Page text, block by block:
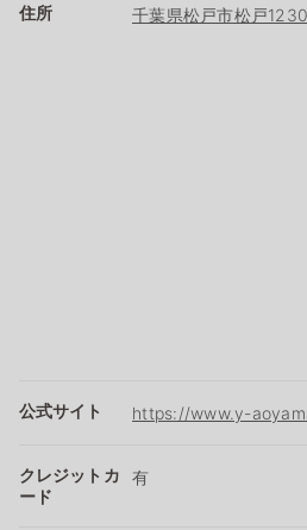
住所 千葉県松戸市松戸
公式サイト https://www.y-
クレジットカ
ード
有